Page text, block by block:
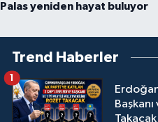
Palas yeniden hayat buluyor
Trend Haberler
Takacak
1